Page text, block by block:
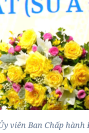
viên Ban Chấp